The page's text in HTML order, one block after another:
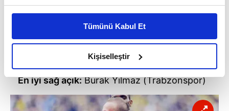
Bu çerezlere izin vermeniz halinde sizlere özel
daha iyi reklam deneyimi yaşatabiliriz. Bunu yaparken
amacımızın size daha iyi bir reklam deneyimi sunmak
olduğunu ve sizlere en iyi içerikleri sunabilmek adına
elimizden gelen çabayı gösterdiğimizi ve bu noktada,
reklamların maliyetlerimizi karşılamak noktasında tek gelir
Tümünü Kabul Et
Kişiselleştir
En iyi sağ açık:Burak Yılmaz (Trabzonspor)